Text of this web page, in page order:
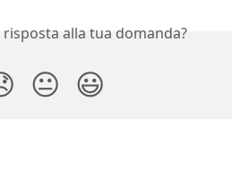
alla tua domanda?
😐 😃